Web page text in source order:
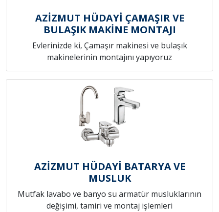
AZİZMUT HÜDAYİ ÇAMAŞIR VE
BULAŞIK MAKİNE MONTAJI
Evlerinizde ki, Çamaşır makinesi ve bulaşık
makinelerinin montajını yapıyoruz
AZİZMUT HÜDAYİ BATARYA VE
MUSLUK
Mutfak lavabo ve banyo su armatür musluklarının
değişimi, tamiri ve montaj işlemleri